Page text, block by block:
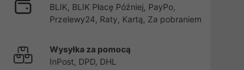
BLIK, BLIK Płacę Później, PayPo,
Przelewy24, Raty, Kartą, Za pobraniem
Wysyłka za pomocą
InPost, DPD, DHL